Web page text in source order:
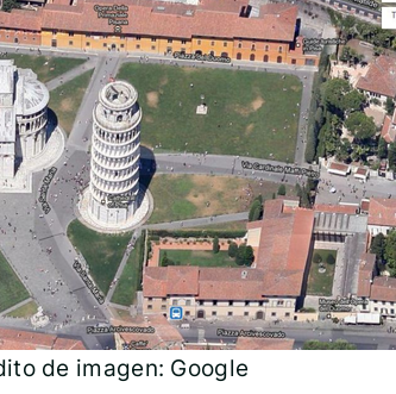
de imagen: Google